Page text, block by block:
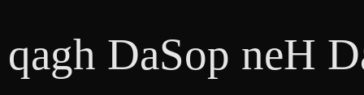
qagh DaSop neH